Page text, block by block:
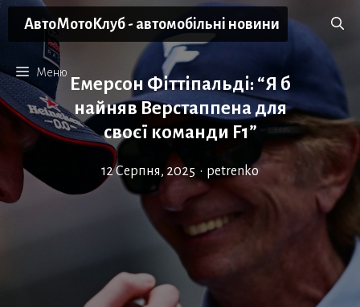
Перейти
АвтоМотоКлуб - автомобільні новини
Меню
Емерсон Фіттіпальді: “Я б
найняв Верстаппена для
своєї команди F1”
12 Серпня, 2025 • petrenko